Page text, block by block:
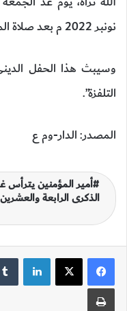
نونبر 2022 م بعد صلاة المغرب.
وسيبث هذا الحفل
التلفزة”.
المصدر: الدار-وم ع
أمير المؤمنين يترأس
الذكرى الرابعة
لينكدإن